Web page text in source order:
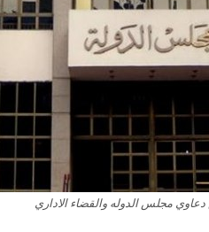
مجلس الدوله والقضاء الاداري